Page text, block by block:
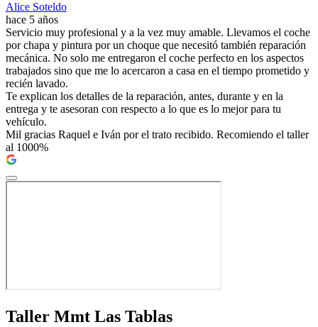
Alice Soteldo
hace 5 años
Servicio muy profesional y a la vez muy amable. Llevamos el coche
por chapa y pintura por un choque que necesitó también reparación
mecánica. No solo me entregaron el coche perfecto en los aspectos
trabajados sino que me lo acercaron a casa en el tiempo prometido y
recién lavado.
Te explican los detalles de la reparación, antes, durante y en la
entrega y te asesoran con respecto a lo que es lo mejor para tu
vehículo.
Mil gracias Raquel e Iván por el trato recibido. Recomiendo el taller
al 1000%
Taller Mmt Las Tablas